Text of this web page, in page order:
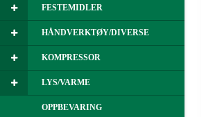
FESTEMIDLER
HÅNDVERKTØY/DIVERSE
KOMPRESSOR
LYS/VARME
OPPBEVARING